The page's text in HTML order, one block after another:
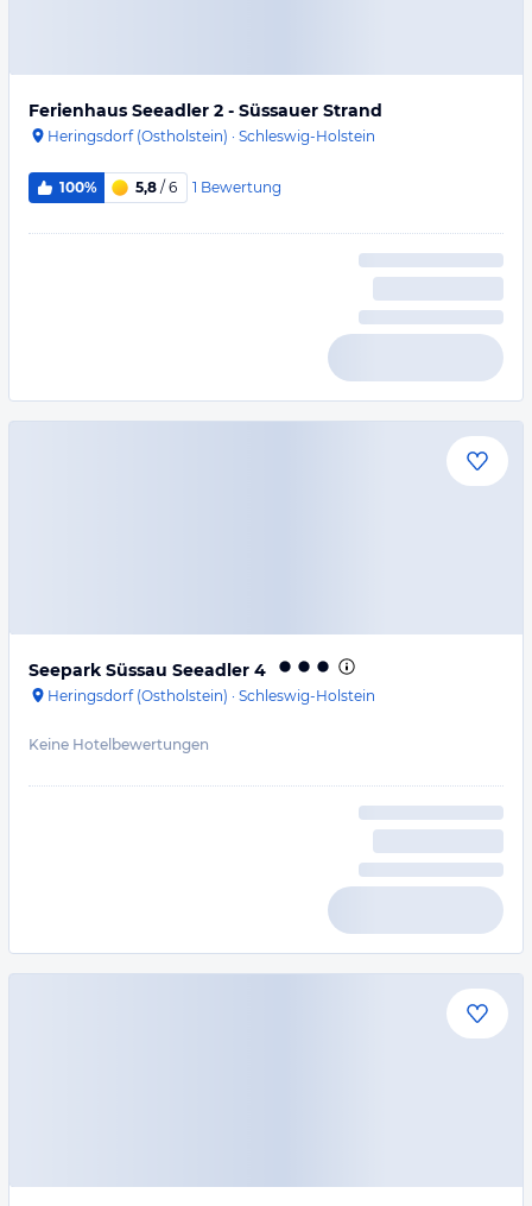
Ferienhaus Seeadler 2 - Süssauer Strand
Heringsdorf (Ostholstein) · Schleswig-Holstein
100% 5,8 / 6 1 Bewertung
Seepark Süssau Seeadler 4
Heringsdorf (Ostholstein) · Schleswig-Holstein
Keine Hotelbewertungen